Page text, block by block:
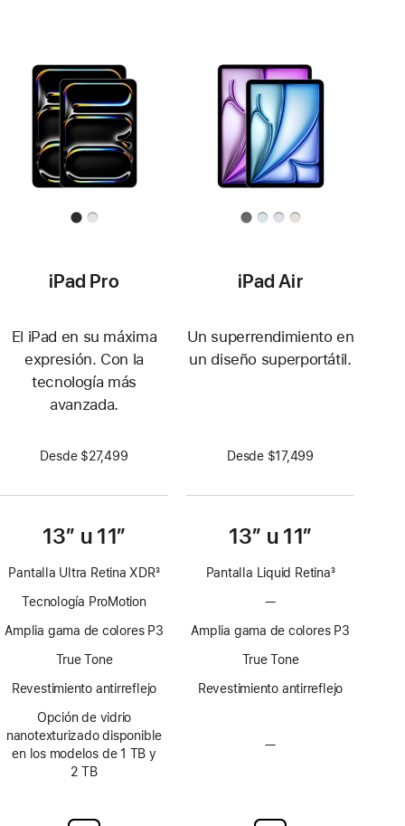
iPad Pro
El iPad en su máxima
expresión. Con la
tecnología más
avanzada.
Desde $27,499
13” u 11”
Pantalla Ultra Retina XDR
pie
3
Tecnología ProMotion
Amplia gama de colores P3
True Tone
Revestimiento antirreflejo
Opción de vidrio
nanotexturizado disponible
en los modelos de 1 TB y
2 TB
iPad Air
Un superrendimiento en
un diseño superportátil.
Desde $17,499
13” u 11”
Pantalla Liquid Retina
pie
3
—Sin
ProMotion
Amplia gama de colores P3
True Tone
Revestimiento antirreflejo
—Sin
de